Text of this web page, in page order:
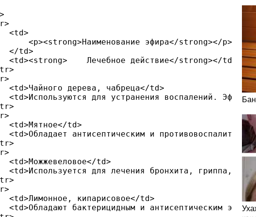
<td>
<p><strong>Наименование эфира</strong></p>
</td>
<td><strong>    Лечебное действие</strong></td>
<td>Чайного дерева, чабреца</td>
<td>Используются для устранения воспалений.
<td>Мятное</td>
<td>Обладает антисептическим и
<td>Можжевеловое</td>
<td>Используется для лечения бронхита, гриппа,
<td>Лимонное, кипарисовое</td>
<td>Обладают бактерицидным и антисептическим